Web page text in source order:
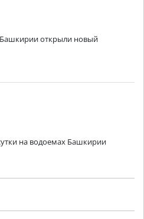
открыли новый
на водоемах Башкирии